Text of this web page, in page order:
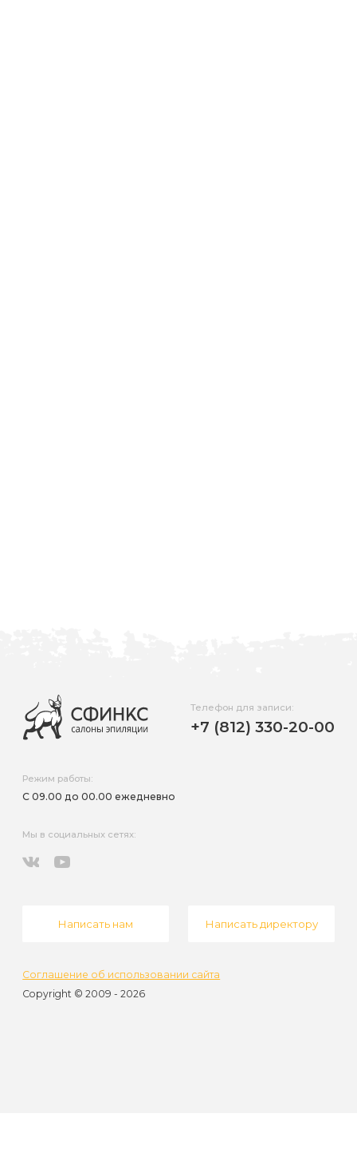
Телефон для записи:
+7 (812) 330-20-00
Режим работы:
С 09.00 до 00.00 ежедневно
Мы в социальных сетях:
Написать нам Написать директору
Соглашение об использовании сайта
Copyright © 2009 - 2026